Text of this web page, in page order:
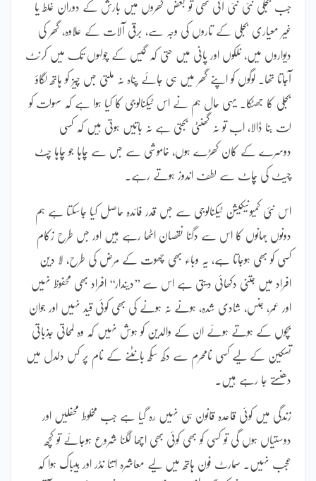
جب بجلی نئی نئی آئی تھی تو بعض گھروں میں بارش کے دوران غلط یا
غیر معیاری بجلی کے تاروں کی وجہ سے، برقی آلات کے علاوہ، گھر کی
دیواروں میں، نلکوں اور پانی میں حتی کہ گیس کے چولہوں تک میں کرنٹ
آجاتا تھا۔ لوگوں کو اپنے گھر میں ہی جائے پناہ نہ ملتی جس چیز کو ہاتھ لگاؤ
بجلی کا جھٹکا۔ یہی حال ہم نے اس ٹیکنالوجی کا کیا ہوا ہے کہ سہولت کو
لت بنا ڈالا، اب تو نہ گھنٹی بجتی ہے نہ باتیں ہوتی ہیں کہ کسی
دوسرے کے کان کھڑے ہوں، خاموشی سے جس سے چاہا جو چاہا چٹ
چیٹ کی چاٹ سے لطف اندوز ہوتے رہے۔
اس نئی کمیونیکیشن ٹیکنالوجی سے جس قدر فائدہ حاصل کیا جاسکتا ہے ہم
دونوں جہانوں کا اس سے دگنا نقصان اٹھا رہے ہیں اور جس طرح زکام
کسی کو بھی ہوجاتا ہے، یہ وباء بھی چھوت کے مرض کی طرح، لا دین
افراد میں جتنی دکھائی دیتی ہے اس سے ’’دیندار‘‘ افراد بھی محفوظ نہیں
اور عمر، جنس، شادی شدہ، ہونے نہ ہونے کی بھی کوئی قید نہیں اور جوان
بچوں کے ہوتے ہوئے ان کے والدین کو ہوش نہیں کہ وہ لمحاتی جذباتی
تسکین کے لیے کسی نامحرم سے دکھ سکھ بانٹنے کے نام پر کس دلدل میں
دھنستے جا رہے ہیں۔
زندگی میں کوئی قاعدہ قانون ہی نہیں رہ گیا ہے جب مخلوط محفلیں اور
دوستیاں ہوں گی تو کسی کو بھی کوئی بھی اچھا لگنا شروع ہوجائے تو کچھ
عجب نہیں۔ سمارٹ فون ہاتھ میں لیے معاشرہ اتنا نڈر اور بیباک ہوا کہ